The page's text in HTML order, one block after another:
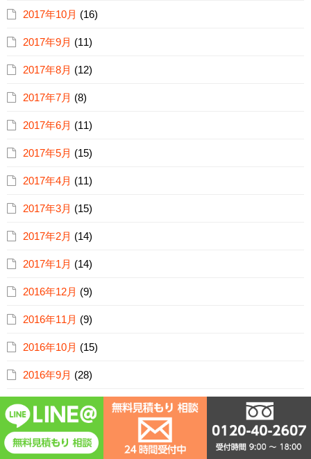
2017年10月 (16)
2017年9月 (11)
2017年8月 (12)
2017年7月 (8)
2017年6月 (11)
2017年5月 (15)
2017年4月 (11)
2017年3月 (15)
2017年2月 (14)
2017年1月 (14)
2016年12月 (9)
2016年11月 (9)
2016年10月 (15)
2016年9月 (28)
2016年8月 (18)
2016年7月(9)